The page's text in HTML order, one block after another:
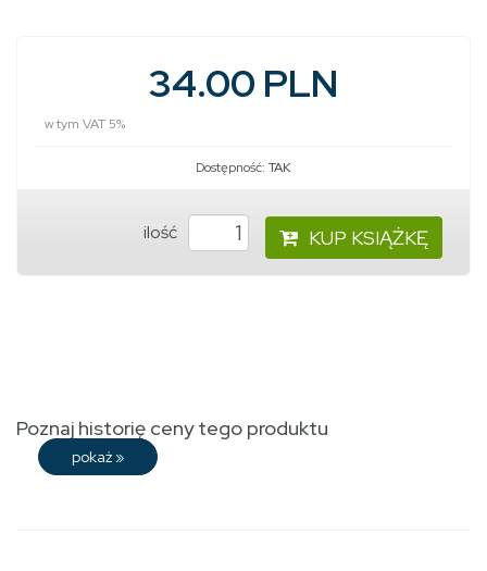
34.00 PLN
w tym VAT 5%
Dostępność: TAK
ilość KUP KSIĄŻKĘ
Poznaj historię ceny tego produktu
pokaż »